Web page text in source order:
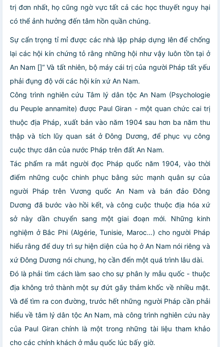
trị đơn nhất, họ cũng ngờ vực tất cả các học thuyết nguy hại
có thể ảnh hưởng đến tâm hồn quần chúng.
Sự cẩn trọng tỉ mỉ được các nhà lập pháp dựng lên để chống
lại các hội kín chứng tỏ rằng những hội như vậy luôn tồn tại ở
An Nam []” Và tất nhiên, bộ máy cái trị của người Pháp tất yếu
phải đụng độ với các hội kín xứ An Nam.
Công trình nghiên cứu Tâm lý dân tộc An Nam (Psychologie
du Peuple annamite) được Paul Giran - một quan chức cai trị
thuộc địa Pháp, xuất bản vào năm 1904 sau hơn ba năm thu
thập và tích lũy quan sát ở Đông Dương, để phục vụ công
cuộc thực dân của nước Pháp trên đất An Nam.
Tác phẩm ra mắt người đọc Pháp quốc năm 1904, vào thời
điểm những cuộc chinh phục bằng sức mạnh quân sự của
người Pháp trên Vương quốc An Nam và bán đảo Đông
Dương đã bước vào hồi kết, và công cuộc thuộc địa hóa xứ
sở này dần chuyển sang một giai đoạn mới. Những kinh
nghiệm ở Bắc Phi (Algérie, Tunisie, Maroc…) cho người Pháp
hiểu rằng để duy trì sự hiện diện của họ ở An Nam nói riêng và
xứ Đông Dương nói chung, họ cần đến một quá trình lâu dài.
Đó là phải tìm cách làm sao cho sự phân ly mẫu quốc - thuộc
địa không trở thành một sự đứt gãy thảm khốc về nhiều mặt.
Và để tìm ra con đường, trước hết những người Pháp cần phải
hiểu về tâm lý dân tộc An Nam, mà công trình nghiên cứu này
của Paul Giran chính là một trong những tài liệu tham khảo
cho các chính khách ở mẫu quốc lúc bấy giờ.